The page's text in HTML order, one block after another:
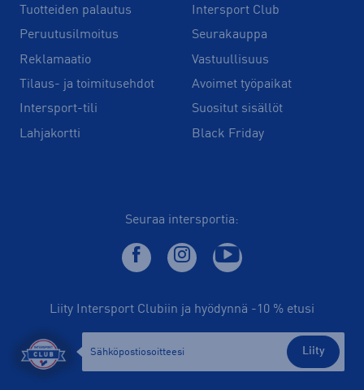
Tuotteiden palautus
Peruutusilmoitus
Reklamaatio
Tilaus- ja toimitusehdot
Intersport-tili
Lahjakortti
Intersport Club
Seurakauppa
Vastuullisuus
Avoimet työpaikat
Suositut sisällöt
Black Friday
Seuraa intersportia:
Liity Intersport Clubiin ja hyödynnä -10 % etusi
Liity